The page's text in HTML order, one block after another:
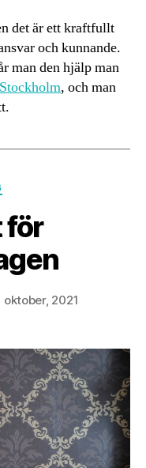
det är ett kraftfullt
och kunnande.
man den hjälp man
, och man
för
oktober, 2021